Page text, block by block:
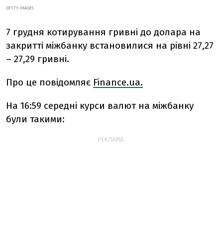
GETTY IMAGES
7 грудня котирування гривні до долара на
закритті міжбанку встановилися на рівні 27,27
– 27,29 гривні.
Про це повідомляє Finance.ua.
На 16:59 середні курси валют на міжбанку
були такими:
РЕКЛАМА: